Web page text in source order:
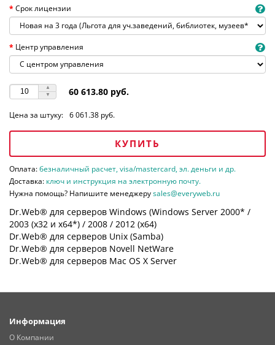
Срок лицензии
Центр управления
60 613.80 руб.
Цена за штуку: 6 061.38 руб.
КУПИТЬ
Оплата:безналичный расчет, visa/mastercard, эл. деньги и др.
Доставка: ключ и инструкция на электронную почту.
Нужна помощь? Напишите менеджеруsales@everyweb.ru
Dr.Web® для серверов Windows (Windows Server 2000* /
2003 (х32 и х64*) / 2008 / 2012 (х64)
Dr.Web® для серверов Unix (Samba)
Dr.Web® для серверов Novell NetWare
Dr.Web® для серверов Mac OS X Server
Информация
О Компании